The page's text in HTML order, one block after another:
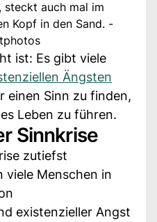
steckt auch mal im
Kopf in den Sand. -
ist: Es gibt viele
Ängsten
einen Sinn zu finden,
Leben zu führen.
Sinnkrise
zutiefst
viele Menschen in
existenzieller Angst